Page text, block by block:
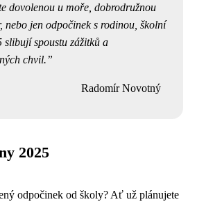
dovolenou u moře, dobrodružnou
nebo jen odpočinek s rodinou, školní
slibují spoustu zážitků a
chvil.
Radomír Novotný
2025
odpočinek od školy? Ať už plánujete